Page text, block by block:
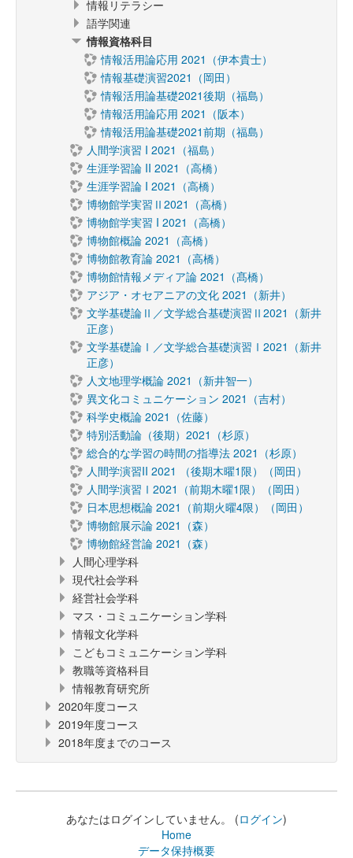
情報リテラシー
語学関連
情報資格科目
情報活用論応用 2021（伊本貴士）
情報基礎演習2021（岡田）
情報活用論基礎2021後期（福島）
情報活用論応用 2021（阪本）
情報活用論基礎2021前期（福島）
人間学演習 I 2021（福島）
生涯学習論 II 2021（高橋）
生涯学習論 I 2021（高橋）
博物館学実習Ⅱ2021（高橋）
博物館学実習 I 2021（高橋）
博物館概論 2021（高橋）
博物館教育論 2021（高橋）
博物館情報メディア論 2021（髙橋）
アジア・オセアニアの文化 2021（新井）
文学基礎論Ⅱ／文学総合基礎演習Ⅱ2021（新井
正彦）
文学基礎論Ⅰ／文学総合基礎演習Ⅰ2021（新井
正彦）
人文地理学概論 2021（新井智一）
異文化コミュニケーション 2021（吉村）
科学史概論 2021（佐藤）
特別活動論（後期）2021（杉原）
総合的な学習の時間の指導法 2021（杉原）
人間学演習II 2021 （後期木曜1限）（岡田）
人間学演習Ⅰ2021（前期木曜1限）（岡田）
日本思想概論 2021（前期火曜4限）（岡田）
博物館展示論 2021（森）
博物館経営論 2021（森）
人間心理学科
現代社会学科
経営社会学科
マス・コミュニケーション学科
情報文化学科
こどもコミュニケーション学科
教職等資格科目
情報教育研究所
2020年度コース
2019年度コース
2018年度までのコース
あなたはログインしていません。 (ログイン)
Home
データ保持概要